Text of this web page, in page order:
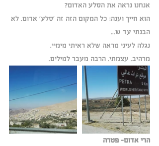
אנחנו נראה את הסלע האדום?
הוא חייך וענה: כל המקום הזה זה 'סלע' אדום. לא
הבנתי עד ש...
נגלה לעיני מראה שלא ראיתי מימיי.
מרהיב. עצמתי. הרבה מעבר למילים.
הרי אדום- פטרה